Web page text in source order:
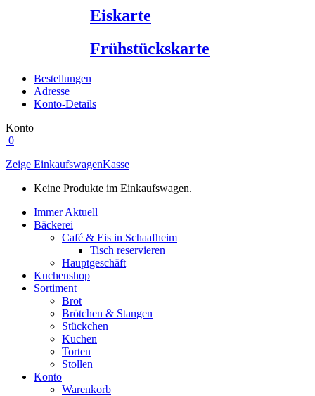
Eiskarte
Frühstückskarte
Bestellungen
Adresse
Konto-Details
Konto
0
Zeige EinkaufswagenKasse
Keine Produkte im Einkaufswagen.
Immer Aktuell
Bäckerei
Café & Eis in Schaafheim
Tisch reservieren
Hauptgeschäft
Kuchenshop
Sortiment
Brot
Brötchen & Stangen
Stückchen
Kuchen
Torten
Stollen
Konto
Warenkorb